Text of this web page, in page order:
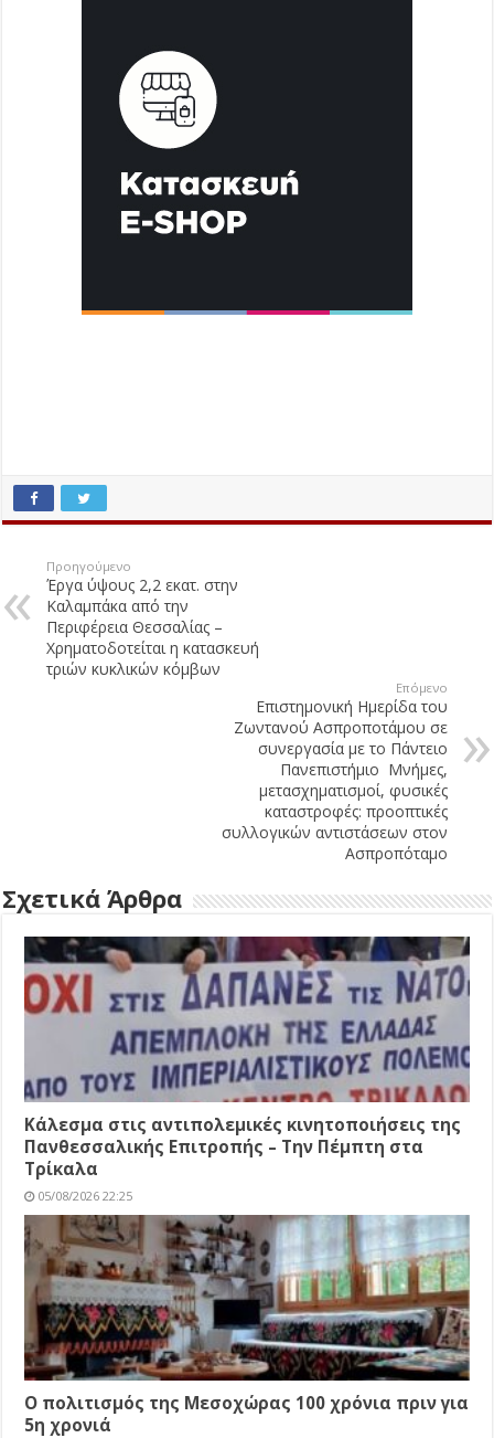
Προηγούμενο
Έργα ύψους 2,2 εκατ. στην
Καλαμπάκα από την
Περιφέρεια Θεσσαλίας –
Χρηματοδοτείται η κατασκευή
τριών κυκλικών κόμβων
Επόμενο
Επιστημονική Ημερίδα του
Ζωντανού Ασπροποτάμου σε
συνεργασία με το Πάντειο
Πανεπιστήμιο Μνήμες,
μετασχηματισμοί, φυσικές
καταστροφές: προοπτικές
συλλογικών αντιστάσεων στον
Ασπροπόταμο
Σχετικά Άρθρα
Κάλεσμα στις αντιπολεμικές κινητοποιήσεις της
Πανθεσσαλικής Επιτροπής – Την Πέμπτη στα
Τρίκαλα
05/08/2026 22:25
Ο πολιτισμός της Μεσοχώρας 100 χρόνια πριν για
5η χρονιά